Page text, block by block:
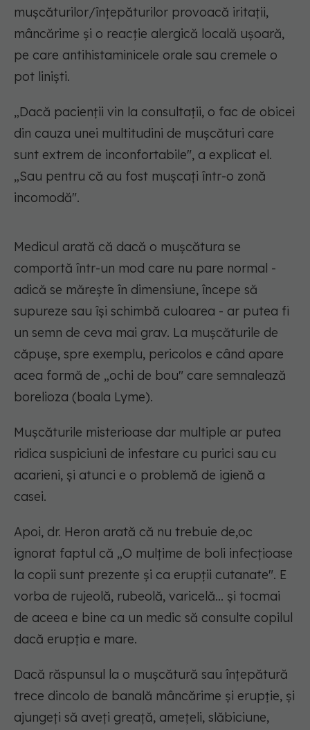
mușcăturilor/înțepăturilor provoacă iritații,
mâncărime și o reacție alergică locală ușoară,
pe care antihistaminicele orale sau cremele o
pot liniști.
„Dacă pacienții vin la consultații, o fac de obicei
din cauza unei multitudini de mușcături care
sunt extrem de inconfortabile", a explicat el.
„Sau pentru că au fost mușcați într-o zonă
incomodă".
Medicul arată că dacă o mușcătura se
comportă într-un mod care nu pare normal -
adică se mărește în dimensiune, începe să
supureze sau își schimbă culoarea - ar putea fi
un semn de ceva mai grav. La mușcăturile de
căpușe, spre exemplu, pericolos e când apare
acea formă de „ochi de bou" care semnalează
borelioza (boala Lyme).
Mușcăturile misterioase dar multiple ar putea
ridica suspiciuni de infestare cu purici sau cu
acarieni, și atunci e o problemă de igienă a
casei.
Apoi, dr. Heron arată că nu trebuie de,oc
ignorat faptul că „O mulțime de boli infecțioase
la copii sunt prezente și ca erupții cutanate". E
vorba de rujeolă, rubeolă, varicelă... și tocmai
de aceea e bine ca un medic să consulte copilul
dacă erupția e mare.
Dacă răspunsul la o mușcătură sau înțepătură
trece dincolo de banală mâncărime și erupție, și
ajungeți să aveți greață, amețeli, slăbiciune,